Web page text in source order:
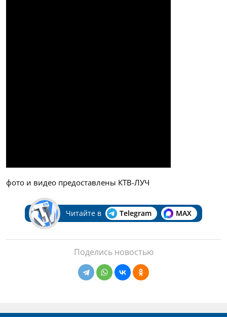
фото и видео предоставлены КТВ-ЛУЧ
Читайте в Telegram MAX
Поделись новостью